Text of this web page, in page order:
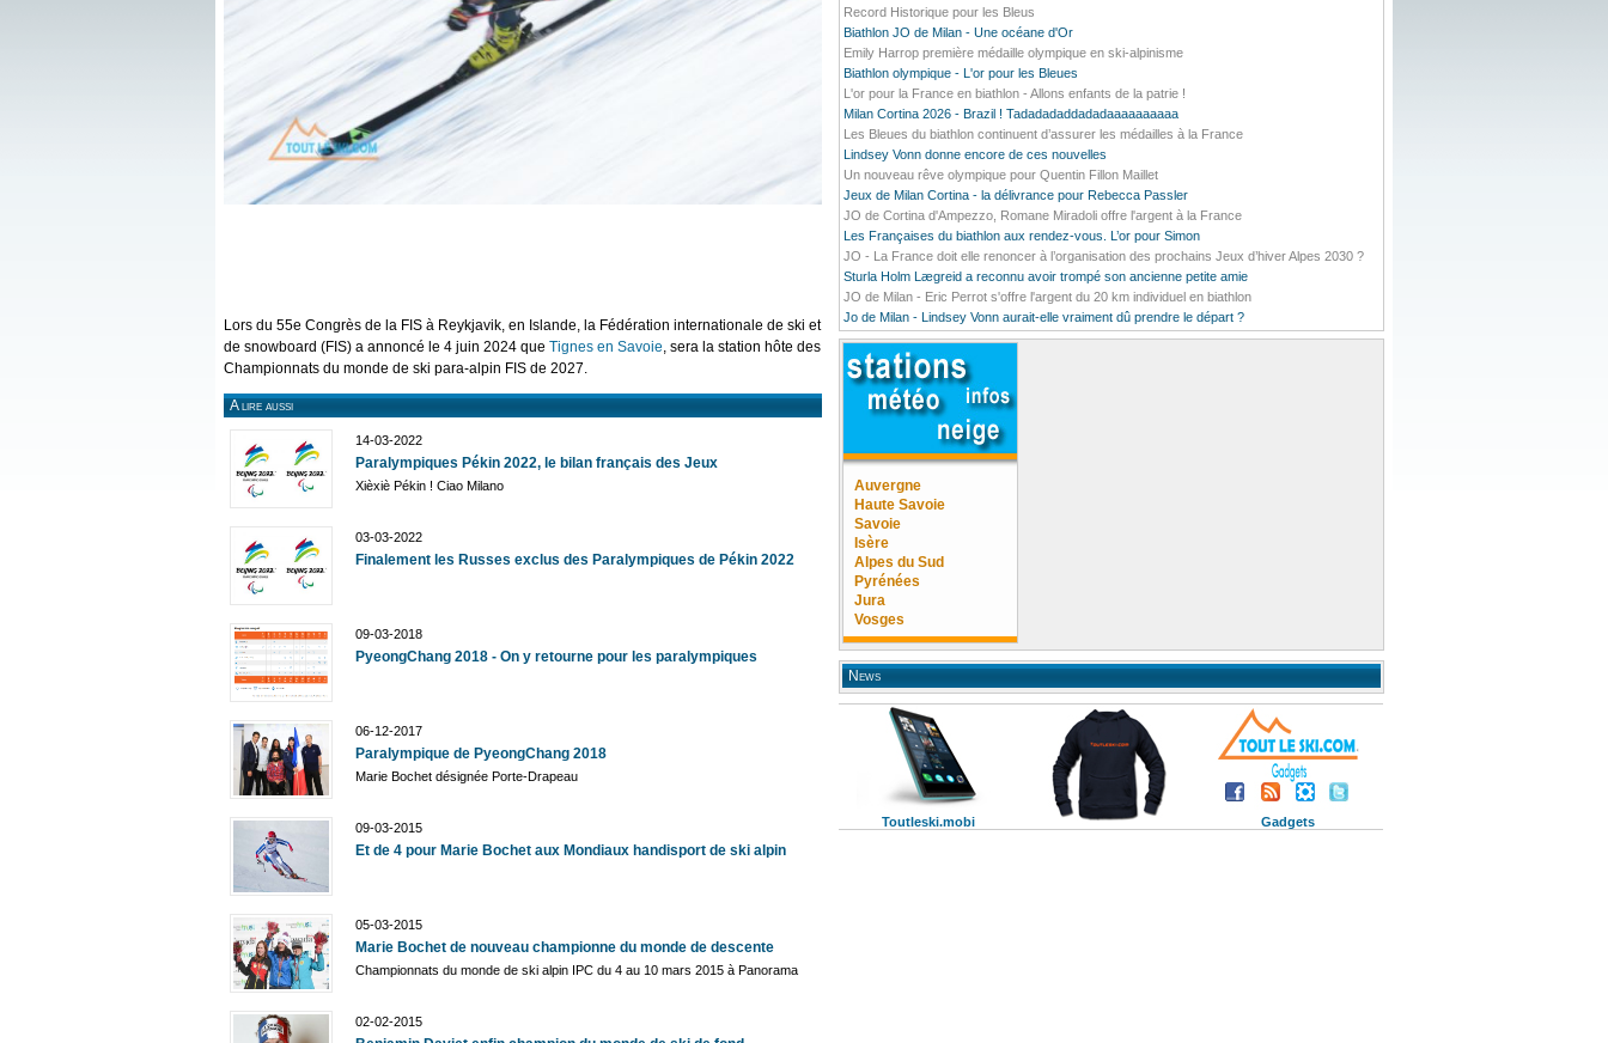
Lors du 55e Congrès de la FIS à Reykjavik, en Islande, la Fédération internationale de ski et
de snowboard (FIS) a annoncé le 4 juin 2024 que Tignes en Savoie, sera la station hôte des
Championnats du monde de ski para-alpin FIS de 2027.
A lire aussi
14-03-2022
Paralympiques Pékin 2022, le bilan français des Jeux
Xièxiè Pékin ! Ciao Milano
03-03-2022
Finalement les Russes exclus des Paralympiques de Pékin 2022
09-03-2018
PyeongChang 2018 - On y retourne pour les paralympiques
06-12-2017
Paralympique de PyeongChang 2018
Marie Bochet désignée Porte-Drapeau
09-03-2015
Et de 4 pour Marie Bochet aux Mondiaux handisport de ski alpin
05-03-2015
Marie Bochet de nouveau championne du monde de descente
Championnats du monde de ski alpin IPC du 4 au 10 mars 2015 à Panorama
02-02-2015
Record Historique pour les Bleus
Biathlon JO de Milan - Une océane d'Or
Emily Harrop première médaille olympique en ski-alpinisme
Biathlon olympique - L'or pour les Bleues
L'or pour la France en biathlon - Allons enfants de la patrie !
Milan Cortina 2026 - Brazil ! Tadadadaddadadaaaaaaaaaa
Les Bleues du biathlon continuent d’assurer les médailles à la France
Lindsey Vonn donne encore de ces nouvelles
Un nouveau rêve olympique pour Quentin Fillon Maillet
Jeux de Milan Cortina - la délivrance pour Rebecca Passler
JO de Cortina d'Ampezzo, Romane Miradoli offre l'argent à la France
Les Françaises du biathlon aux rendez-vous. L’or pour Simon
JO - La France doit elle renoncer à l’organisation des prochains Jeux d’hiver Alpes 2030 ?
Sturla Holm Lægreid a reconnu avoir trompé son ancienne petite amie
JO de Milan - Eric Perrot s'offre l'argent du 20 km individuel en biathlon
Jo de Milan - Lindsey Vonn aurait-elle vraiment dû prendre le départ ?
Auvergne
Haute Savoie
Savoie
Isère
Alpes du Sud
Pyrénées
Jura
Vosges
News
Toutleski.mobi Gadgets